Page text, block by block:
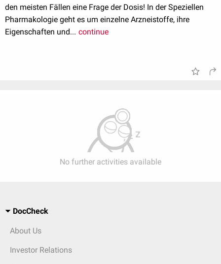
den meisten Fällen eine Frage der Dosis! In der Speziellen
Pharmakologie geht es um einzelne Arzneistoffe, ihre
Eigenschaften und... continue
No further activities available
DocCheck
About Us
Investor Relations